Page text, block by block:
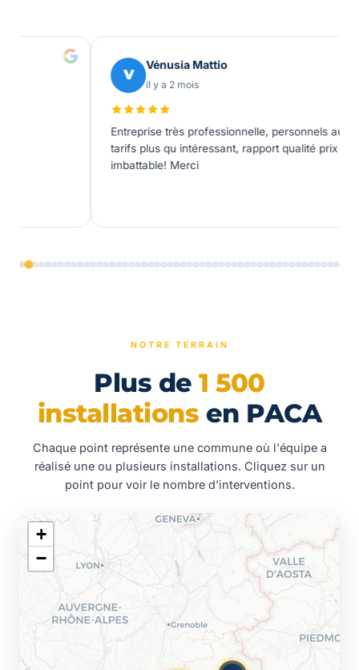
Vénusia Mattio
il y a 2 mois
Entreprise très professionnelle, personnels au top,
tarifs plus qu intéressant, rapport qualité prix
imbattable! Merci
La
NOTRE TERRAIN
Plus de1 500
installations en PACA
Chaque point représente une commune où l'équipe a
réalisé une ou plusieurs installations. Cliquez sur un
point pour voir le nombre d'interventions.
+
−